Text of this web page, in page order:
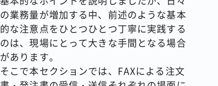
の業務量が増加する中、前述のような基本
的な注意点をひとつひとつ丁寧に実践する
のは、現場にとって大きな手間となる場合
があります。
そこで本セクションでは、FAXによる注文